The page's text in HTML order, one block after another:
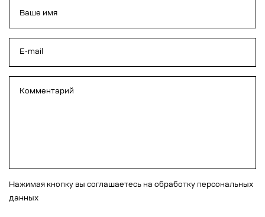
Нажимая кнопку вы соглашаетесь на обработку персональных
данных